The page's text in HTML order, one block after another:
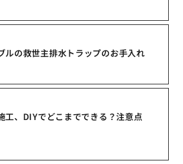
ルの救世主排水トラップのお手入れ
工、DIYでどこまでできる？注意点